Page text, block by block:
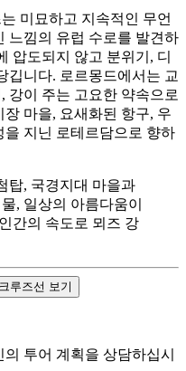
미묘하고 지속적인 무언
느낌의 유럽 수로를 발견하
압도되지 않고 분위기, 디
깁니다. 로르몽드에서는 교
강이 주는 고요한 약속으로
마을, 요새화된 항구, 우
지닌 로테르담으로 향하
탑, 국경지대 마을과
, 일상의 아름다움이
간의 속도로 뫼즈 강
루즈선 보기
투어 계획을 상담하십시